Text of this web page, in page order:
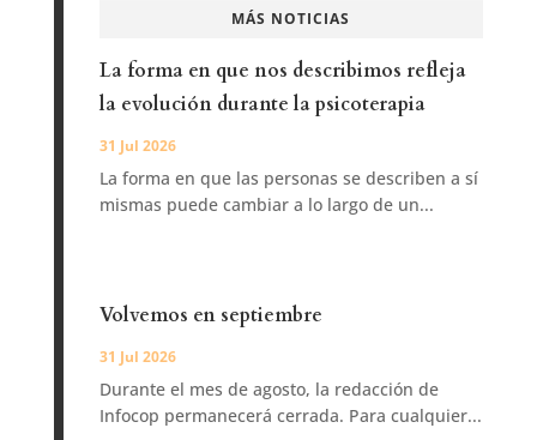
MÁS NOTICIAS
La forma en que nos describimos refleja
la evolución durante la psicoterapia
31 Jul 2026
La forma en que las personas se describen a sí
mismas puede cambiar a lo largo de un...
Volvemos en septiembre
31 Jul 2026
Durante el mes de agosto, la redacción de
Infocop permanecerá cerrada. Para cualquier...